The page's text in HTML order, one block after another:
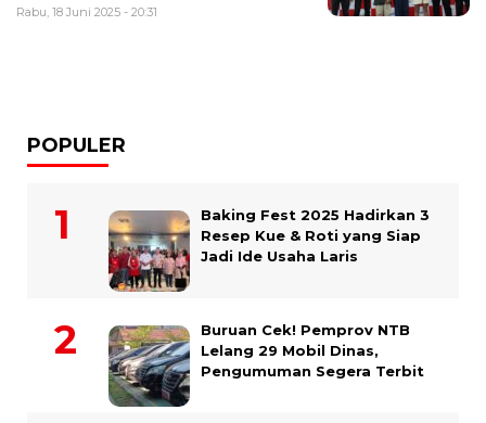
Rabu, 18 Juni 2025 - 20:31
POPULER
Baking Fest 2025 Hadirkan 3
Resep Kue & Roti yang Siap
Jadi Ide Usaha Laris
Buruan Cek! Pemprov NTB
Lelang 29 Mobil Dinas,
Pengumuman Segera Terbit